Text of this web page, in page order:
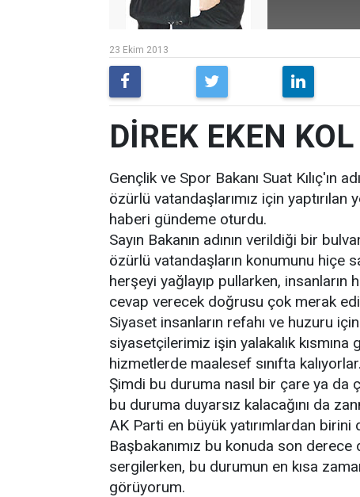
23 Ekim 2013
DİREK EKEN
Gençlik ve Spor Bakanı Suat Kılıç'ın
özürlü vatandaşlarımız için
haberi gündeme oturdu.
Sayın Bakanın adının verildiği bir
özürlü vatandaşların konumunu hiçe
herşeyi yağlayıp pullarken, insanların
cevap verecek doğrusu çok merak
Siyaset insanların refahı ve huzuru
siyasetçilerimiz işin yalakalık
hizmetlerde maalesef sınıfta kalıyorlar.
Şimdi bu duruma nasıl bir çare ya da
bu duruma duyarsız kalacağını da
AK Parti en büyük yatırımlardan
Başbakanımız bu konuda son
sergilerken, bu durumun en kısa
görüyorum.